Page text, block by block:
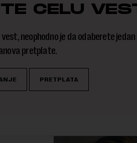
CELU
neophodno je da odaberete jedan
pretplate.
PRETPLATA